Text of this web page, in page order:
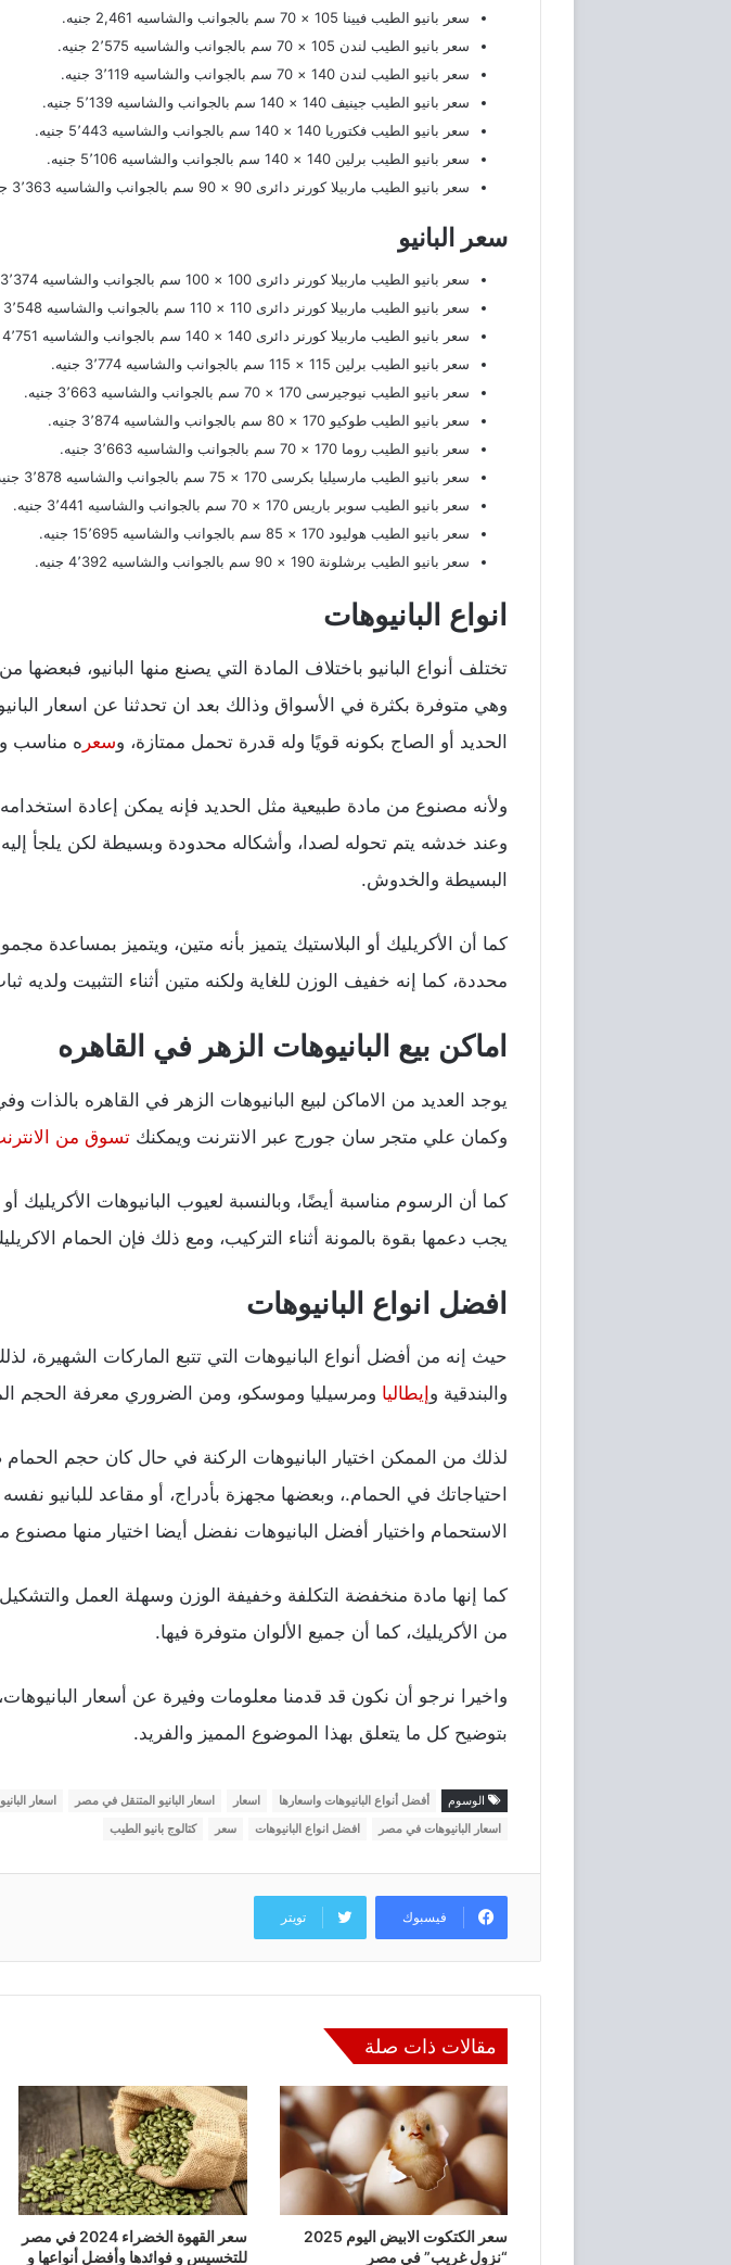
سعر بانيو الطيب فيينا 105 × 70 سم بالجوانب والشاسيه 2,461 جنيه.
سعر بانيو الطيب لندن 105 × 70 سم بالجوانب والشاسيه 2٬575 جنيه.
سعر بانيو الطيب لندن 140 × 70 سم بالجوانب والشاسيه 3٬119 جنيه.
سعر بانيو الطيب جينيف 140 × 140 سم بالجوانب والشاسيه 5٬139 جنيه.
سعر بانيو الطيب فكتوريا 140 × 140 سم بالجوانب والشاسيه 5٬443 جنيه.
سعر بانيو الطيب برلين 140 × 140 سم بالجوانب والشاسيه 5٬106 جنيه.
سعر بانيو الطيب ماربيلا كورنر دائرى 90 × 90 سم بالجوانب والشاسيه 3٬363 جنيه.
سعر البانيو
سعر بانيو الطيب ماربيلا كورنر دائرى 100 × 100 سم بالجوانب والشاسيه 3٬374 جنيه.
سعر بانيو الطيب ماربيلا كورنر دائرى 110 × 110 سم بالجوانب والشاسيه 3٬548 جنيه.
سعر بانيو الطيب ماربيلا كورنر دائرى 140 × 140 سم بالجوانب والشاسيه 4٬751 جنيه.
سعر بانيو الطيب برلين 115 × 115 سم بالجوانب والشاسيه 3٬774 جنيه.
سعر بانيو الطيب نيوجيرسى 170 × 70 سم بالجوانب والشاسيه‏ 3٬663 جنيه.
سعر بانيو الطيب طوكيو 170 × 80 سم بالجوانب والشاسيه‏ 3٬874 جنيه.
سعر بانيو الطيب روما 170 × 70 سم بالجوانب والشاسيه 3٬663 جنيه.
سعر بانيو الطيب مارسيليا بكرسى 170 × 75 سم بالجوانب والشاسيه 3٬878 جنيه.
سعر بانيو الطيب سوبر باريس 170 × 70 سم بالجوانب والشاسيه 3٬441 جنيه.
سعر بانيو الطيب هوليود 170 × 85 سم بالجوانب والشاسيه 15٬695 جنيه.
سعر بانيو الطيب برشلونة 190 × 90 سم بالجوانب والشاسيه 4٬392 جنيه.
انواع البانيوهات
تختلف أنواع البانيو باختلاف المادة التي يصنع منها البانيو،
وهي متوفرة بكثرة في الأسواق وذالك بعد ان تحدثنا عن اسعار
الحديد أو الصاج بكونه قويًا وله قدرة تحمل ممتازة، وسعر ه مناسب
ولأنه مصنوع من مادة طبيعية مثل الحديد فإنه يمكن إعادة
وعند خدشه يتم تحوله لصدا، وأشكاله محدودة وبسيطة لكن يلجأ
البسيطة والخدوش.
كما أن الأكريليك أو البلاستيك يتميز بأنه متين، ويتميز بمساعدة
محددة، كما إنه خفيف الوزن للغاية ولكنه متين أثناء التثبيت
اماكن بيع البانيوهات الزهر في القاهره
يوجد العديد من الاماكن لبيع البانيوهات الزهر في القاهره
وكمان علي متجر سان جورج عبر الانترنت ويمكنك تسوق من
كما أن الرسوم مناسبة أيضًا، وبالنسبة لعيوب البانيوهات
يجب دعمها بقوة بالمونة أثناء التركيب، ومع ذلك فإن الحمام
افضل انواع البانيوهات
حيث إنه من أفضل أنواع البانيوهات التي تتبع الماركات الشهيرة،
والبندقية و إيطاليا ومرسيليا وموسكو، ومن الضروري معرفة الحجم
لذلك من الممكن اختيار البانيوهات الركنة في حال كان حجم
احتياجاتك في الحمام.، وبعضها مجهزة بأدراج، أو مقاعد للبانيو
الاستحمام واختيار أفضل البانيوهات نفضل أيضا اختيار منها مصنوع
كما إنها مادة منخفضة التكلفة وخفيفة الوزن وسهلة العمل
من الأكريليك، كما أن جميع الألوان متوفرة فيها.
واخيرا نرجو أن نكون قد قدمنا معلومات وفيرة عن أسعار
بتوضيح كل ما يتعلق بهذا الموضوع المميز والفريد.
الوسوم أفضل أنواع البانيوهات واسعارها اسعار اسعار البانيو المتنقل في مصر اسعار
اسعار البانيوهات في مصر
افضل انواع البانيوهات سعر كتالوج بانيو الطيب
فيسبوك تويتر
مقالات ذات صلة
سعر الكتكوت الابيض اليوم 2025
“نزول غريب” في مصر
سعر القهوة الخضراء 2024 في مصر
للتخسيس و فوائدها وأفضل أنواعها و